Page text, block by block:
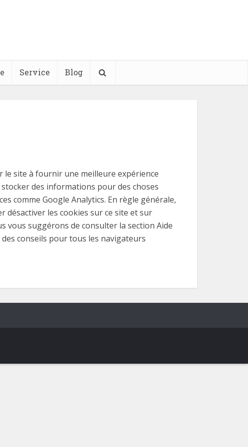
Service Blog
le site à fournir une meilleure expérience
des informations pour des choses
comme Google Analytics. En règle générale,
les cookies sur ce site et sur
vous suggérons de consulter la section Aide
conseils pour tous les navigateurs